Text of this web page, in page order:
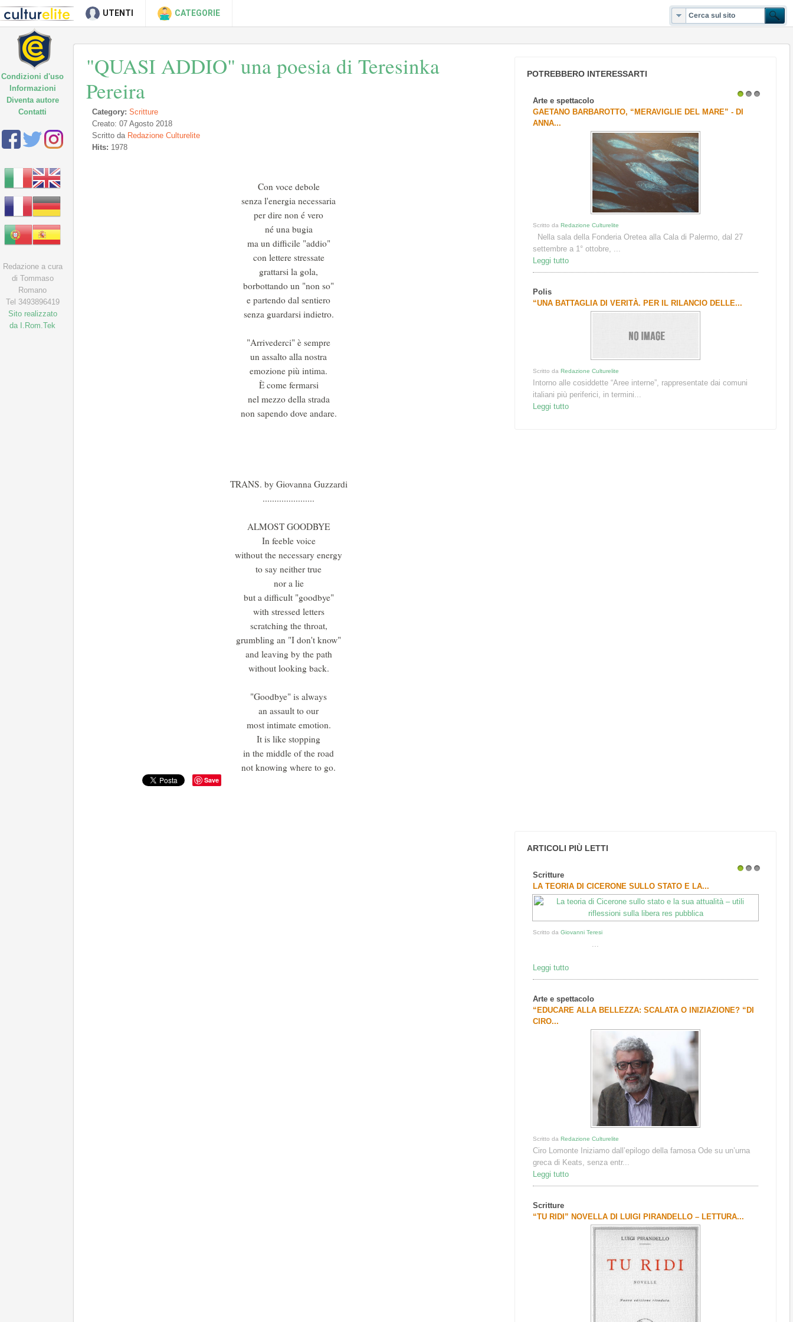
UTENTI CATEGORIE
"QUASI ADDIO" una poesia di Teresinka
Pereira
Category: Scritture
Creato: 07 Agosto 2018
Scritto da Redazione Culturelite
Hits: 1978
Con voce debole
senza l'energia necessaria
per dire non é vero
né una bugia
ma un difficile "addio"
con lettere stressate
grattarsi la gola,
borbottando un "non so"
e partendo dal sentiero
senza guardarsi indietro.
"Arrivederci" è sempre
un assalto alla nostra
emozione più intima.
È come fermarsi
nel mezzo della strada
non sapendo dove andare.
TRANS. by Giovanna Guzzardi
......................
ALMOST GOODBYE
In feeble voice
without the necessary energy
to say neither true
nor a lie
but a difficult "goodbye"
with stressed letters
scratching the throat,
grumbling an "I don't know"
and leaving by the path
without looking back.
"Goodbye" is always
an assault to our
most intimate emotion.
It is like stopping
in the middle of the road
not knowing where to go.
Save
POTREBBERO INTERESSARTI
Arte e spettacolo
GAETANO BARBAROTTO, “MERAVIGLIE DEL MARE” - DI
ANNA...
Scritto daRedazione Culturelite
Nella sala della Fonderia Oretea alla Cala di Palermo, dal 27
settembre a 1° ottobre, ...
Leggi tutto
Polis
“UNA BATTAGLIA DI VERITÀ. PER IL RILANCIO DELLE...
Scritto daRedazione Culturelite
Intorno alle cosiddette “Aree interne”, rappresentate dai comuni
italiani più periferici, in termini...
Leggi tutto
ARTICOLI PIÙ LETTI
Scritture
LA TEORIA DI CICERONE SULLO STATO E LA...
Scritto daGiovanni Teresi
...
Leggi tutto
Arte e spettacolo
“EDUCARE ALLA BELLEZZA: SCALATA O INIZIAZIONE? “DI
CIRO...
Scritto daRedazione Culturelite
Ciro Lomonte Iniziamo dall’epilogo della famosa Ode su un’urna
greca di Keats, senza entr...
Leggi tutto
Scritture
“TU RIDI” NOVELLA DI LUIGI PIRANDELLO – LETTURA...
Condizioni d'uso
Informazioni
Diventa autore
Contatti
Redazione a cura
di Tommaso
Romano
Tel 3493896419
Sito realizzato
da I.Rom.Tek